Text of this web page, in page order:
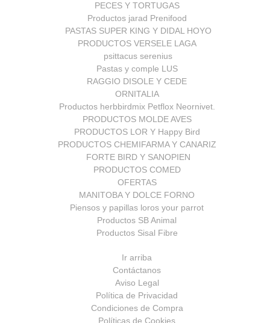
PECES Y TORTUGAS
Productos jarad Prenifood
PASTAS SUPER KING Y DIDAL HOYO
PRODUCTOS VERSELE LAGA
psittacus serenius
Pastas y comple LUS
RAGGIO DISOLE Y CEDE
ORNITALIA
Productos herbbirdmix Petflox Neornivet.
PRODUCTOS MOLDE AVES
PRODUCTOS LOR Y Happy Bird
PRODUCTOS CHEMIFARMA Y CANARIZ
FORTE BIRD Y SANOPIEN
PRODUCTOS COMED
OFERTAS
MANITOBA Y DOLCE FORNO
Piensos y papillas loros your parrot
Productos SB Animal
Productos Sisal Fibre
Ir arriba
Contáctanos
Aviso Legal
Política de Privacidad
Condiciones de Compra
Políticas de Cookies